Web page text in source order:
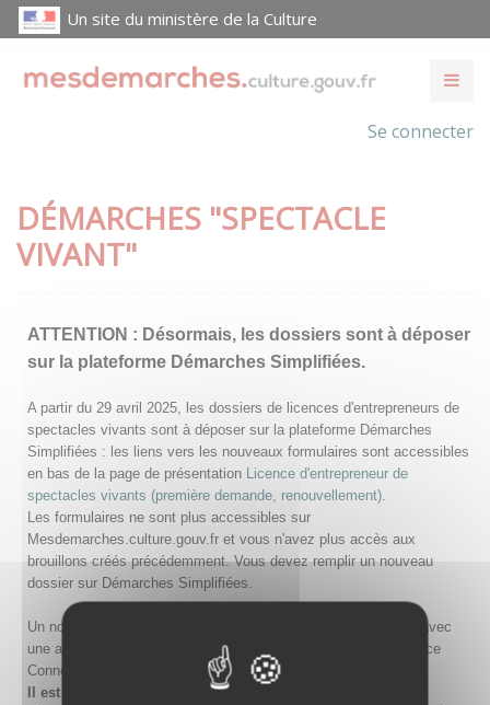
Un site du ministère de la Culture
Se connecter
DÉMARCHES "SPECTACLE
VIVANT"
ATTENTION : Désormais, les dossiers sont à déposer
sur la plateforme Démarches Simplifiées.
A partir du 29 avril 2025, les dossiers de licences d'entrepreneurs de
spectacles vivants sont à déposer sur la plateforme Démarches
Simplifiées : les liens vers les nouveaux formulaires sont accessibles
en bas de la page de présentation Licence d'entrepreneur de
spectacles vivants (première demande, renouvellement).
Les formulaires ne sont plus accessibles sur
Mesdemarches.culture.gouv.fr et vous n'avez plus accès aux
brouillons créés précédemment. Vous devez remplir un nouveau
dossier sur Démarches Simplifiées.
Un nouveau compte doit être créé sur Démarches Simplifiées avec
une adresse email et un mot de passe, ou en passant par France
Connect.
Il est conseillé lors de la création du compte de saisir une